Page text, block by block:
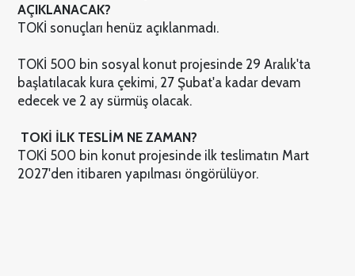
AÇIKLANACAK?
TOKİ sonuçları henüz açıklanmadı.
TOKİ 500 bin sosyal konut projesinde 29 Aralık'ta
başlatılacak kura çekimi, 27 Şubat'a kadar devam
edecek ve 2 ay sürmüş olacak.
TOKİ İLK TESLİM NE ZAMAN?
TOKİ 500 bin konut projesinde ilk teslimatın Mart
2027'den itibaren yapılması öngörülüyor.